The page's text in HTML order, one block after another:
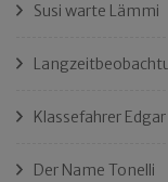
Susi warte Lämmi
Klassefahrer
Der Name Tonelli